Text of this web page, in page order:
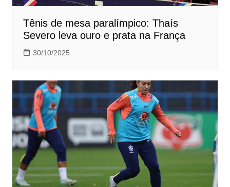
Tênis de mesa paralímpico: Thaís
Severo leva ouro e prata na França
30/10/2025